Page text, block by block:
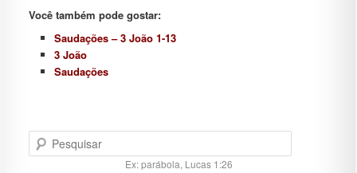
Você também pode gostar:
Saudações – 3 João 1-13
3 João
Saudações
Pesquisar
Ex: parábola, Lucas 1:26